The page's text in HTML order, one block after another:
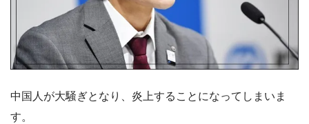
中国人が大騒ぎとなり、炎上することになってしまいま
す。